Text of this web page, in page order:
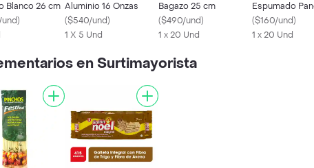
Blanco 26 cm
)
Aluminio 16 Onzas
($540/und)
1 X 5 Und
Bagazo 25 cm
($490/und)
1 x 20 Und
Espumado
Blanco 15.5 cm
($160/und)
1 x 20 Und
en Surtimayorista